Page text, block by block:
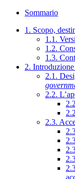
Sommario
1. Scopo,
1.1.
1.2.
1.3.
2.
2.1.
2.2.
2.3.